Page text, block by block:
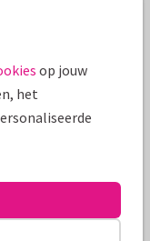
op jouw
het